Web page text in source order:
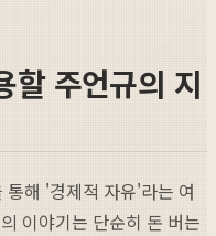
할 주언규의 지
통해 '경제적 자유'라는 여
이야기는 단순히 돈 버는